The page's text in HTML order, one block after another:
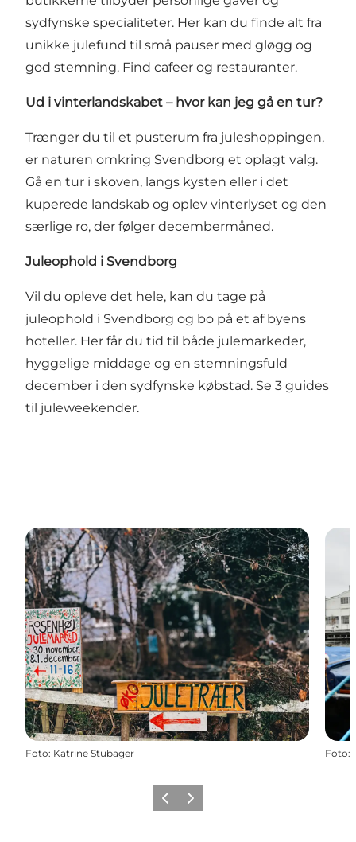
sydfynske specialiteter. Her kan du finde alt fra
unikke julefund til små pauser med gløgg og
god stemning. Find cafeer og restauranter.
Ud i vinterlandskabet – hvor kan jeg gå en tur?
Trænger du til et pusterum fra juleshoppingen,
er naturen omkring Svendborg et oplagt valg.
Gå en tur i skoven, langs kysten eller i det
kuperede landskab og oplev vinterlyset og den
særlige ro, der følger decembermåned.
Juleophold i Svendborg
Vil du opleve det hele, kan du tage på
juleophold i Svendborg og bo på et af byens
hoteller. Her får du tid til både julemarkeder,
hyggelige middage og en stemningsfuld
december i den sydfynske købstad. Se 3 guides
til juleweekender.
Foto: Katrine Stubager Foto:
ForrigeNæste